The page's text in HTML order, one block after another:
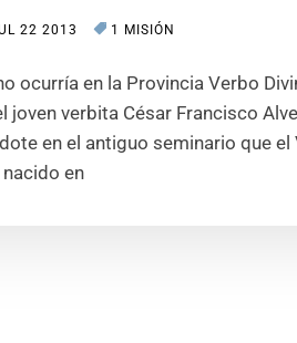
22 2013 1 MISIÓN
ocurría en la Provincia Verbo
joven verbita César Francisco
en el antiguo seminario que el
en